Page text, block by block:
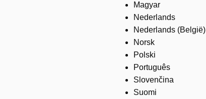
Magyar
Nederlands
Nederlands (België)
Norsk
Polski
Português
Slovenčina
Suomi